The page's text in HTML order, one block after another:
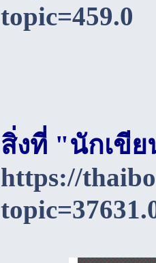
topic=459.0
สิ่งที่ "นักเขี
https://